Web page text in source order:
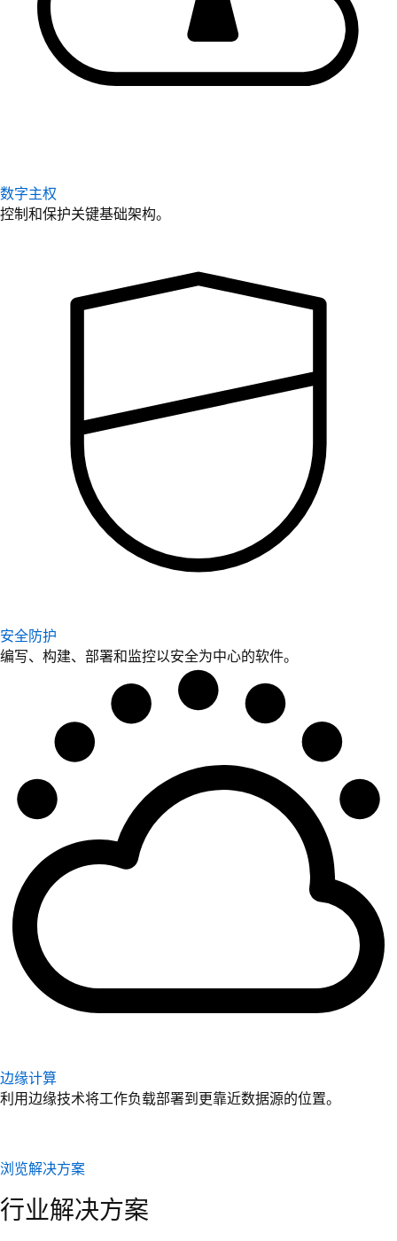
数字主权
控制和保护关键基础架构。
安全防护
编写、构建、部署和监控以安全为中心的软件。
边缘计算
利用边缘技术将工作负载部署到更靠近数据源的位置。
浏览解决方案
行业解决方案